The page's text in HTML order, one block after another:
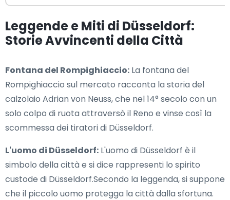
Leggende e Miti di Düsseldorf:
Storie Avvincenti della Città
Fontana del Rompighiaccio: La fontana del
Rompighiaccio sul mercato racconta la storia del
calzolaio Adrian von Neuss, che nel 14° secolo con un
solo colpo di ruota attraversò il Reno e vinse così la
scommessa dei tiratori di Düsseldorf.
L'uomo di Düsseldorf: L'uomo di Düsseldorf è il
simbolo della città e si dice rappresenti lo spirito
custode di Düsseldorf.Secondo la leggenda, si suppone
che il piccolo uomo protegga la città dalla sfortuna.